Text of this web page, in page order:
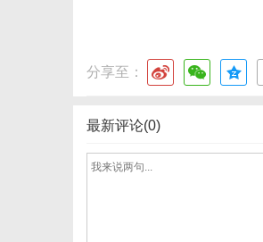
分享至：
最新评论(0)